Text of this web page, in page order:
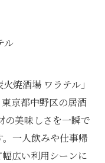
ル
焼酒場 ワラテル」
京都中野区の居酒
の美味しさを一瞬で
一人飲みや仕事帰
広い利用シーンに